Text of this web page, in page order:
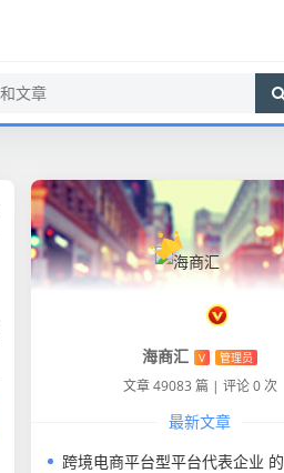
海商汇 V 管理员
文章 49083 篇 | 评论 0 次
最新文章
跨境电商平台型平台代表企业 的延伸长尾关键词是那些